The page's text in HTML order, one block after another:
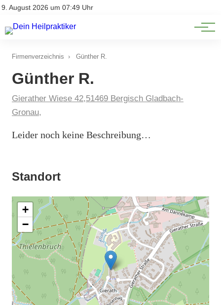
9. August 2026 um 07:49 Uhr
Impressum
Natürliche Medizin
Heilpflanzen & Kräuterkunde
Firmenverzeichnis › Günther R.
Günther R.
Gierather Wiese 42,51469 Bergisch Gladbach-
Gronau,
Leider noch keine Beschreibung…
Standort
+
−